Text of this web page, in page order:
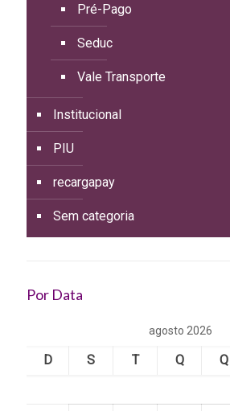
Pré-Pago
Seduc
Vale Transporte
Institucional
PIU
recargapay
Sem categoria
Por Data
agosto 2026
D S T Q Q